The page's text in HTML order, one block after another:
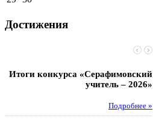
Достижения
Итоги конкурса «Серафимовский
учитель – 2026»
Подробнее »